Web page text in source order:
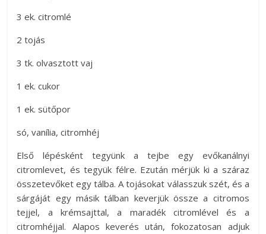
3 ek. citromlé
2 tojás
3 tk. olvasztott vaj
1 ek. cukor
1 ek. sütőpor
só, vanília, citromhéj
Első lépésként tegyünk a tejbe egy evőkanálnyi
citromlevet, és tegyük félre. Ezután mérjük ki a száraz
összetevőket egy tálba. A tojásokat válasszuk szét, és a
sárgáját egy másik tálban keverjük össze a citromos
tejjel, a krémsajttal, a maradék citromlével és a
citromhéjjal. Alapos keverés után, fokozatosan adjuk